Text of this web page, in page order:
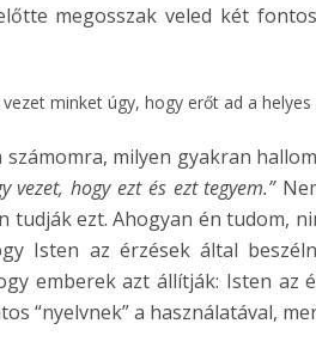
megosszak veled két
vezet minket úgy, hogy erőt ad a
számomra, milyen gyakran
vezet, hogy ezt és ezt tegyem.”
tudják ezt. Ahogyan én tudom,
Isten az érzések által
emberek azt állítják: Isten az
“nyelvnek” a használatával,